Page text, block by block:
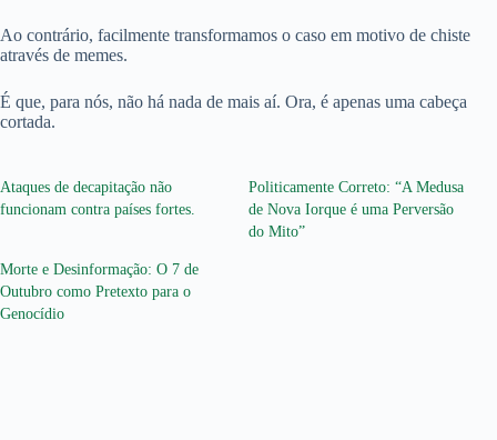
Ao contrário, facilmente transformamos o caso em motivo de chiste
através de memes.
É que, para nós, não há nada de mais aí. Ora, é apenas uma cabeça
cortada.
Ataques de decapitação não
funcionam contra países fortes.
Politicamente Correto: “A Medusa
de Nova Iorque é uma Perversão
do Mito”
Morte e Desinformação: O 7 de
Outubro como Pretexto para o
Genocídio